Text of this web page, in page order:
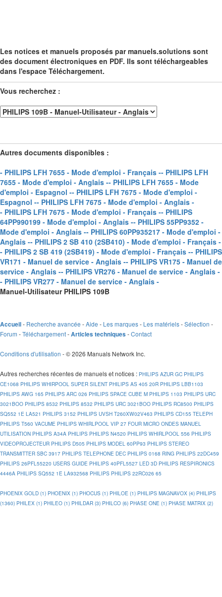
Les notices et manuels proposés par manuels.solutions sont
des document électroniques en PDF. Ils sont téléchargeables
dans l'espace Téléchargement.
Vous recherchez :
Autres documents disponibles :
- PHILIPS LFH 7655 - Mode d'emploi - Français -- PHILIPS LFH
7655 - Mode d'emploi - Anglais -- PHILIPS LFH 7655 - Mode
d'emploi - Espagnol -- PHILIPS LFH 7675 - Mode d'emploi -
Espagnol -- PHILIPS LFH 7675 - Mode d'emploi - Anglais -
- PHILIPS LFH 7675 - Mode d'emploi - Français -- PHILIPS
64PP990199 - Mode d'emploi - Anglais -- PHILIPS 55PP9352 -
Mode d'emploi - Anglais -- PHILIPS 60PP935217 - Mode d'emploi -
Anglais -- PHILIPS 2 SB 410 (2SB410) - Mode d'emploi - Français -
- PHILIPS 2 SB 419 (2SB419) - Mode d'emploi - Français -- PHILIPS
VR171 - Manuel de service - Anglais -- PHILIPS VR175 - Manuel de
service - Anglais -- PHILIPS VR276 - Manuel de service - Anglais -
- PHILIPS VR277 - Manuel de service - Anglais -
Manuel-Utilisateur PHILIPS 109B
Accueil- Recherche avancée -Aide - Les marques- Les matériels-Sélection -
Forum -Téléchargement-Articles techniques -Contact
Conditions d'utilisation - © 2026 Manuals Network Inc.
Autres recherches récentes de manuels et notices : PHILIPS AZUR GC PHILIPS
CE1068 PHILIPS WHIRPOOL SUPER SILENT PHILIPS AS 405 20R PHILIPS LBB1103
PHILIPS AWG 165 PHILIPS ARC 026 PHILIPS SPACE CUBE M PHILIPS 1103 PHILIPS URC
3021BOO PHILIPS 8532 PHILIPS 8532 PHILIPS URC 3021BOO PHILIPS RC8500 PHILIPS
SQ552 1E LA521 PHILIPS 3152 PHILIPS UVSH T260XW02V463 PHILIPS CD155 TELEPH
PHILIPS T560 VACUME PHILIPS WHIRLPOOL VIP 27 FOUR MICRO ONDES MANUEL
UTILISATION PHILIPS A34A PHILIPS PHILIPS N4520 PHILIPS WHIRLPOOL 556 PHILIPS
VIDEOPROJECTEUR PHILIPS D505 PHILIPS MODEL 60PP93 PHILIPS STEREO
TRANSMITTER SBC 3917 PHILIPS TELEPHONE DEC PHILIPS 0168 RING PHILIPS 22DC459
PHILIPS 26PFL55220 USERS GUIDE PHILIPS 40PFL5527 LED 3D PHILIPS RESPIRONICS
4446A PHILIPS SQ552 1E LA932568 PHILIPS PHILIPS 22RC026 65
PHOENIX GOLD (1) PHOENIX (1) PHOCUS (1) PHILOE (1) PHILIPS MAGNAVOX (4) PHILIPS
(1360) PHILEX (1) PHILEO (1) PHILDAR (3) PHILCO (6) PHASE ONE (1) PHASE MATRIX (2)